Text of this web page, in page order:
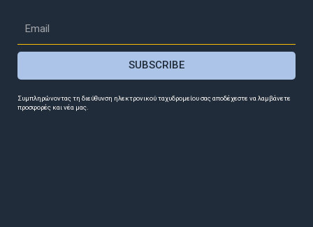
SUBSCRIBE
Συμπληρώνοντας τη διεύθυνση ηλεκτρονικού ταχυδρομείου σας αποδέχεστε να λαμβάνετε
προσφορές και νέα μας.